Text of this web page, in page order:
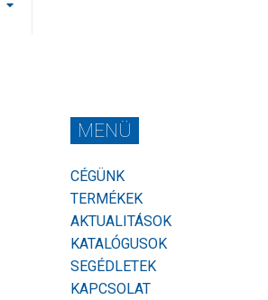
MENÜ
CÉGÜNK
TERMÉKEK
AKTUALITÁSOK
KATALÓGUSOK
SEGÉDLETEK
KAPCSOLAT